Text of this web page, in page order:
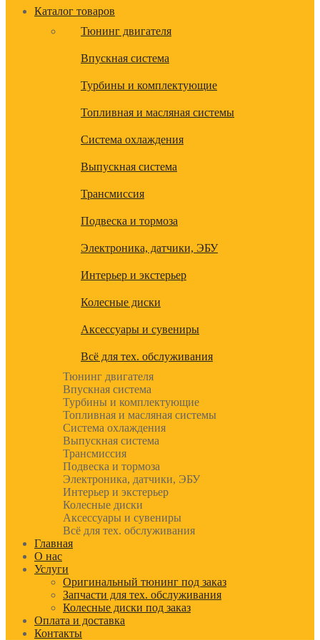
Каталог товаров
Тюнинг двигателя
Впускная система
Турбины и комплектующие
Топливная и масляная системы
Система охлаждения
Выпускная система
Трансмиссия
Подвеска и тормоза
Электроника, датчики, ЭБУ
Интерьер и экстерьер
Колесные диски
Аксессуары и сувениры
Всё для тех. обслуживания
Тюнинг двигателя
Впускная система
Турбины и комплектующие
Топливная и масляная системы
Система охлаждения
Выпускная система
Трансмиссия
Подвеска и тормоза
Электроника, датчики, ЭБУ
Интерьер и экстерьер
Колесные диски
Аксессуары и сувениры
Всё для тех. обслуживания
Главная
О нас
Услуги
Оригинальный тюнинг под заказ
Запчасти для тех. обслуживания
Колесные диски под заказ
Оплата и доставка
Контакты